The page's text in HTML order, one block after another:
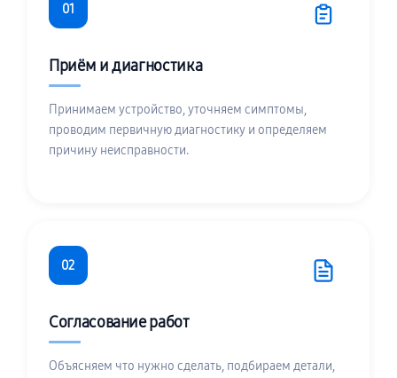
01
Приём и диагностика
Принимаем устройство, уточняем симптомы,
проводим первичную диагностику и определяем
причину неисправности.
02
Согласование работ
Объясняем что нужно сделать, подбираем детали,